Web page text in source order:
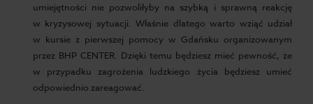
umiejętności nie pozwoliłyby na szybką i sprawną reakcję
w kryzysowej sytuacji. Właśnie dlatego warto wziąć udział
w kursie z pierwszej pomocy w Gdańsku organizowanym
przez BHP CENTER. Dzięki temu będziesz mieć pewność, że
w przypadku zagrożenia ludzkiego życia będziesz umieć
odpowiednio zareagować.